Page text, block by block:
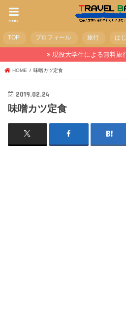
menu
TOP プロフィール 旅行 は
現役大学生による無料旅
HOME 味噌カツ定食
2019.02.24
味噌カツ定食